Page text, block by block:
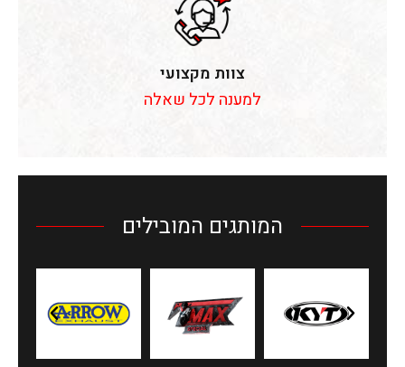
צוות מקצועי
למענה לכל שאלה
המותגים המובילים